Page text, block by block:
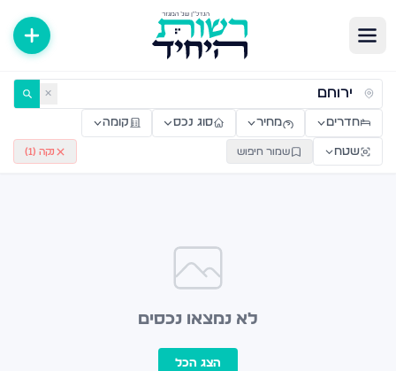
דירות למכירה ולהשכרה — רשות היחיד ✕
חדרים מחיר סוג נכס קומה
שטח שמור חיפוש נקה ( 1
)
לא נמצאו נכסים
הצג הכל